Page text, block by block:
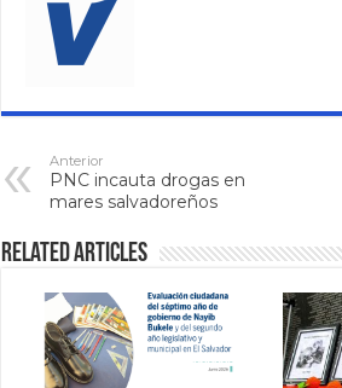
Anterior
PNC incauta drogas en
mares salvadoreños
Related Articles